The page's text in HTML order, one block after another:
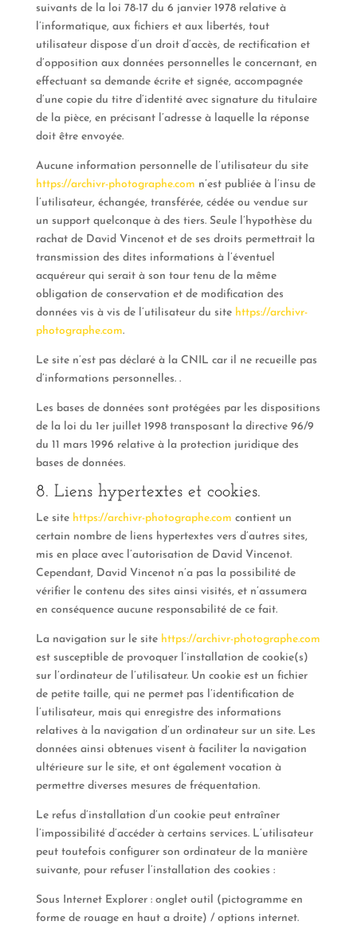
suivants de la loi 78-17 du 6 janvier 1978 relative à
l’informatique, aux fichiers et aux libertés, tout
utilisateur dispose d’un droit d’accès, de rectification et
d’opposition aux données personnelles le concernant, en
effectuant sa demande écrite et signée, accompagnée
d’une copie du titre d’identité avec signature du titulaire
de la pièce, en précisant l’adresse à laquelle la réponse
doit être envoyée.
Aucune information personnelle de l’utilisateur du site
https://archivr-photographe.com n’est publiée à l’insu de
l’utilisateur, échangée, transférée, cédée ou vendue sur
un support quelconque à des tiers. Seule l’hypothèse du
rachat de David Vincenot et de ses droits permettrait la
transmission des dites informations à l’éventuel
acquéreur qui serait à son tour tenu de la même
obligation de conservation et de modification des
données vis à vis de l’utilisateur du site https://archivr-
photographe.com.
Le site n’est pas déclaré à la CNIL car il ne recueille pas
d’informations personnelles. .
Les bases de données sont protégées par les dispositions
de la loi du 1er juillet 1998 transposant la directive 96/9
du 11 mars 1996 relative à la protection juridique des
bases de données.
8. Liens hypertextes et cookies.
Le site https://archivr-photographe.com contient un
certain nombre de liens hypertextes vers d’autres sites,
mis en place avec l’autorisation de David Vincenot.
Cependant, David Vincenot n’a pas la possibilité de
vérifier le contenu des sites ainsi visités, et n’assumera
en conséquence aucune responsabilité de ce fait.
La navigation sur le site https://archivr-photographe.com
est susceptible de provoquer l’installation de cookie(s)
sur l’ordinateur de l’utilisateur. Un cookie est un fichier
de petite taille, qui ne permet pas l’identification de
l’utilisateur, mais qui enregistre des informations
relatives à la navigation d’un ordinateur sur un site. Les
données ainsi obtenues visent à faciliter la navigation
ultérieure sur le site, et ont également vocation à
permettre diverses mesures de fréquentation.
Le refus d’installation d’un cookie peut entraîner
l’impossibilité d’accéder à certains services. L’utilisateur
peut toutefois configurer son ordinateur de la manière
suivante, pour refuser l’installation des cookies :
Sous Internet Explorer : onglet outil (pictogramme en
forme de rouage en haut a droite) / options internet.